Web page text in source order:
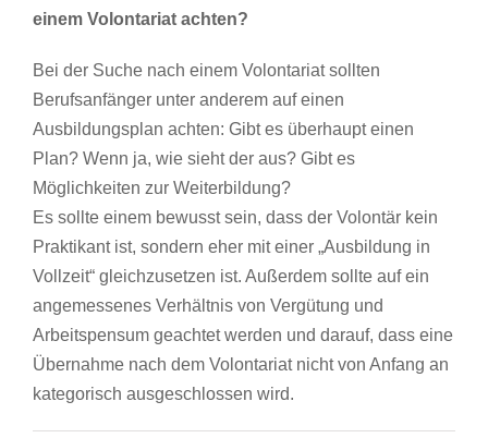
einem Volontariat achten?
Bei der Suche nach einem Volontariat sollten
Berufsanfänger unter anderem auf einen
Ausbildungsplan achten: Gibt es überhaupt einen
Plan? Wenn ja, wie sieht der aus? Gibt es
Möglichkeiten zur Weiterbildung?
Es sollte einem bewusst sein, dass der Volontär kein
Praktikant ist, sondern eher mit einer „Ausbildung in
Vollzeit“ gleichzusetzen ist. Außerdem sollte auf ein
angemessenes Verhältnis von Vergütung und
Arbeitspensum geachtet werden und darauf, dass eine
Übernahme nach dem Volontariat nicht von Anfang an
kategorisch ausgeschlossen wird.